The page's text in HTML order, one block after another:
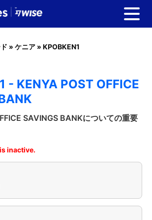
» ケニア » KPOBKEN1
- KENYA POST OFFICE
SAVINGS BANKについての重要
inactive.